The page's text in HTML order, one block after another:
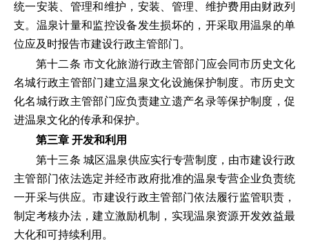
统一安装、管理和维护，安装、管理、维护费用由财政列
支。温泉计量和监控设备发生损坏的，开采取用温泉的单
位应及时报告市建设行政主管部门。
第十二条 市文化旅游行政主管部门应会同市历史文化
名城行政主管部门建立温泉文化设施保护制度。市历史文
化名城行政主管部门应负责建立遗产名录等保护制度，促
进温泉文化的传承和保护。
第三章 开发和利用
第十三条 城区温泉供应实行专营制度，由市建设行政
主管部门依法选定并经市政府批准的温泉专营企业负责统
一开采与供应。市建设行政主管部门依法履行监管职责，
制定考核办法，建立激励机制，实现温泉资源开发效益最
大化和可持续利用。